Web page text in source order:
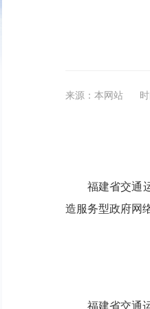
来源：本网站
福建省交通运
造服务型政府网
福建省交通运